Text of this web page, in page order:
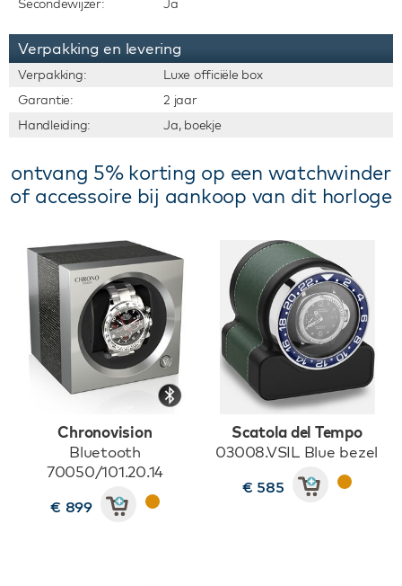
Secondewijzer: Ja
Verpakking en levering
Verpakking:
Luxe officiële box
Garantie:
2 jaar
Handleiding:
Ja, boekje
ontvang 5% korting op een watchwinder
of accessoire bij aankoop van dit horloge
Chronovision
Bluetooth
70050/101.20.14
€ 899
Scatola del Tempo
03008.VSIL Blue bezel
€ 585